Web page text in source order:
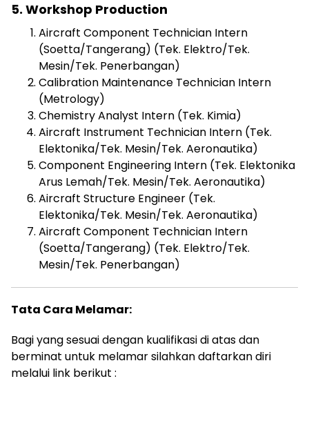
5. Workshop Production
Aircraft Component Technician Intern
(Soetta/Tangerang) (Tek. Elektro/Tek.
Mesin/Tek. Penerbangan)
Calibration Maintenance Technician Intern
(Metrology)
Chemistry Analyst Intern (Tek. Kimia)
Aircraft Instrument Technician Intern (Tek.
Elektonika/Tek. Mesin/Tek. Aeronautika)
Component Engineering Intern (Tek. Elektonika
Arus Lemah/Tek. Mesin/Tek. Aeronautika)
Aircraft Structure Engineer (Tek.
Elektonika/Tek. Mesin/Tek. Aeronautika)
Aircraft Component Technician Intern
(Soetta/Tangerang) (Tek. Elektro/Tek.
Mesin/Tek. Penerbangan)
Tata Cara Melamar:
Bagi yang sesuai dengan kualifikasi di atas dan
berminat untuk melamar silahkan daftarkan diri
melalui link berikut :